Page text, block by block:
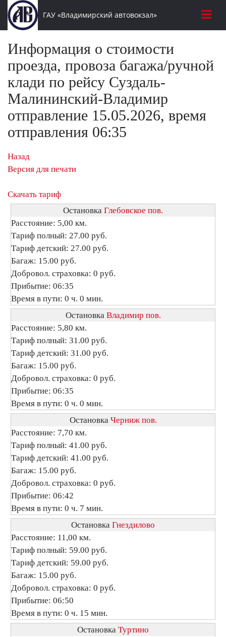
ГАУ «Владимирский автовокзал»
Информация о стоимости
проезда, провоза багажа/ручной
клади по рейсу Суздаль-
Малининский-Владимир
отправление 15.05.2026, время
отправления 06:35
Назад
Версия для печати
Скачать тариф
Остановка Глебовское пов.
Расстояние: 5,00 км.
Тариф полный: 27.00 руб.
Тариф детский: 27.00 руб.
Багаж: 15.00 руб.
Добровол. страховка: 0 руб.
Прибытие: 06:35
Время в пути: 0 ч. 0 мин.
Остановка Владимир пов.
Расстояние: 5,80 км.
Тариф полный: 31.00 руб.
Тариф детский: 31.00 руб.
Багаж: 15.00 руб.
Добровол. страховка: 0 руб.
Прибытие: 06:35
Время в пути: 0 ч. 0 мин.
Остановка Черниж пов.
Расстояние: 7,70 км.
Тариф полный: 41.00 руб.
Тариф детский: 41.00 руб.
Багаж: 15.00 руб.
Добровол. страховка: 0 руб.
Прибытие: 06:42
Время в пути: 0 ч. 7 мин.
Остановка Гнездилово
Расстояние: 11,00 км.
Тариф полный: 59.00 руб.
Тариф детский: 59.00 руб.
Багаж: 15.00 руб.
Добровол. страховка: 0 руб.
Прибытие: 06:50
Время в пути: 0 ч. 15 мин.
Остановка Туртино